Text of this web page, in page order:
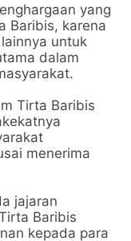
yang
Baribis, karena
untuk
dalam
Tirta Baribis
menerima
jajaran
Baribis
kepada para